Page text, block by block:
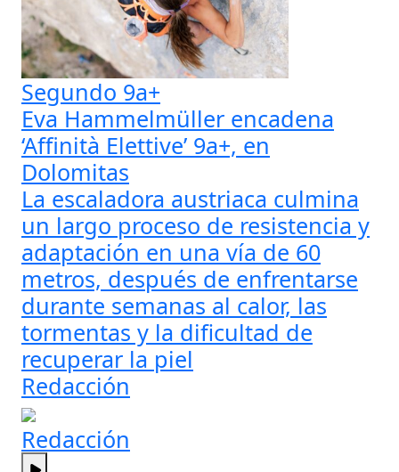
Segundo 9a+
Eva Hammelmüller encadena
‘Affinità Elettive’ 9a+, en
Dolomitas
La escaladora austriaca culmina
un largo proceso de resistencia y
adaptación en una vía de 60
metros, después de enfrentarse
durante semanas al calor, las
tormentas y la dificultad de
recuperar la piel
Redacción
Redacción